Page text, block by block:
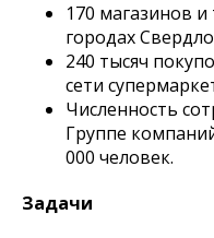
170 магазинов
городах
240 тысяч
сети
Численность
Группе
000 человек.
Задачи